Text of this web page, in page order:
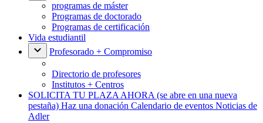
programas de máster
Programas de doctorado
Programas de certificación
Vida estudiantil
Profesorado + Compromiso
Directorio de profesores
Institutos + Centros
SOLICITA TU PLAZA AHORA (se abre en una nueva
pestaña) Haz una donación Calendario de eventos Noticias de
Adler